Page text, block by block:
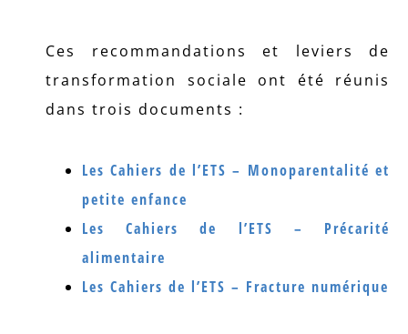
Ces recommandations et leviers de
transformation sociale ont été réunis
dans trois documents :
Les Cahiers de l’ETS – Monoparentalité et
petite enfance
Les Cahiers de l’ETS – Précarité
alimentaire
Les Cahiers de l’ETS – Fracture numérique